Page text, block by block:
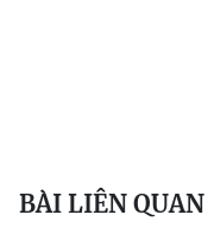
BÀI LIÊN QUAN